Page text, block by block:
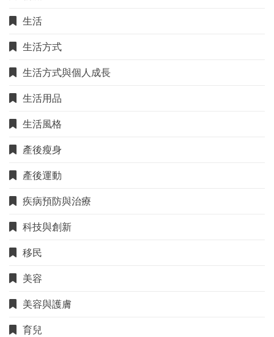
生活
生活方式
生活方式與個人成長
生活用品
生活風格
產後瘦身
產後運動
疾病預防與治療
科技與創新
移民
美容
美容與護膚
育兒